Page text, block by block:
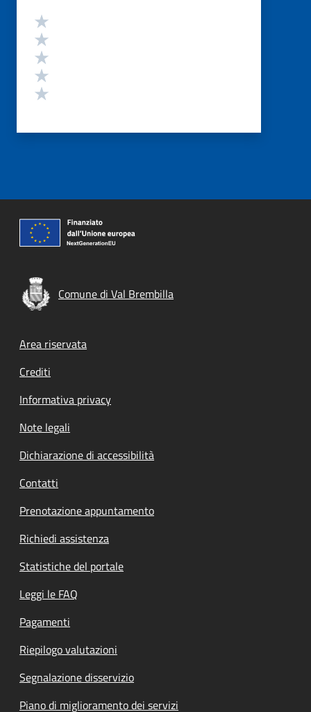
Valutazione
Comune di Val Brembilla
Footer menu
Area riservata
Crediti
Informativa privacy
Note legali
Dichiarazione di accessibilità
Contatti
Prenotazione appuntamento
Richiedi assistenza
Statistiche del portale
Leggi le FAQ
Pagamenti
Riepilogo valutazioni
Segnalazione disservizio
Piano di miglioramento dei servizi